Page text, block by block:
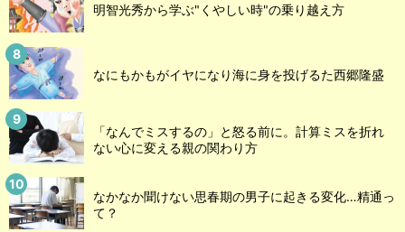
明智光秀から学ぶ"くやしい時"の乗り越え方
なにもかもがイヤになり海に身を投げるた西郷隆盛
「なんでミスするの」と怒る前に。計算ミスを折れ
ない心に変える親の関わり方
なかなか聞けない思春期の男子に起きる変化…精通っ
て？